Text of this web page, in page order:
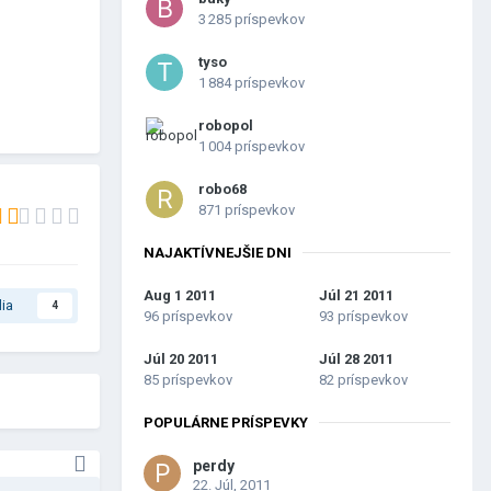
4
3 285 príspevkov
tyso
1 884 príspevkov
robopol
1 004 príspevkov
robo68
871 príspevkov
NAJAKTÍVNEJŠIE DNI
Aug 1 2011
96 príspevkov
Júl 21 2011
93 príspevkov
Júl 20 2011
85 príspevkov
Júl 28 2011
82 príspevkov
POPULÁRNE PRÍSPEVKY
perdy
22. Júl, 2011